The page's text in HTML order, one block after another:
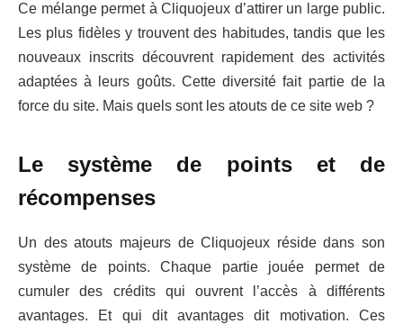
Ce mélange permet à Cliquojeux d’attirer un large public.
Les plus fidèles y trouvent des habitudes, tandis que les
nouveaux inscrits découvrent rapidement des activités
adaptées à leurs goûts. Cette diversité fait partie de la
force du site. Mais quels sont les atouts de ce site web ?
Le système de points et de
récompenses
Un des atouts majeurs de Cliquojeux réside dans son
système de points. Chaque partie jouée permet de
cumuler des crédits qui ouvrent l’accès à différents
avantages. Et qui dit avantages dit motivation. Ces